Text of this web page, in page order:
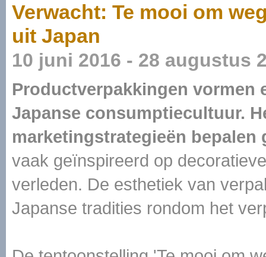
Verwacht: Te mooi om
uit Japan
10 juni 2016 - 28 augustus
Productverpakkingen vormen
Japanse consumptiecultuur.
marketingstrategieën bepalen
vaak geïnspireerd op
verleden. De esthetiek van
Japanse tradities rondom het